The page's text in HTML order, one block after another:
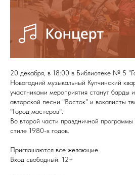
20 декабря, в 18:00 в Библиотеке № 5
Новогодний музыкальный Купчинский
участниками мероприятия станут барды
авторской песни "Восток" и вокалисты
"Город мастеров".
Во второй части праздничной программы
стиле 1980-х годов.
Приглашаются все желающие.
Вход свободный. 12+